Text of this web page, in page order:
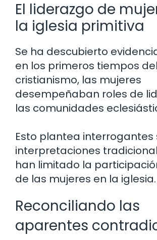
El liderazgo de
la iglesia primitiva
Se ha descubierto
en los primeros tiempos del
cristianismo, las mujeres
desempeñaban roles de
las comunidades
Esto plantea interrogantes
interpretaciones
han limitado la
de las mujeres en la iglesia.
Reconciliando las
aparentes